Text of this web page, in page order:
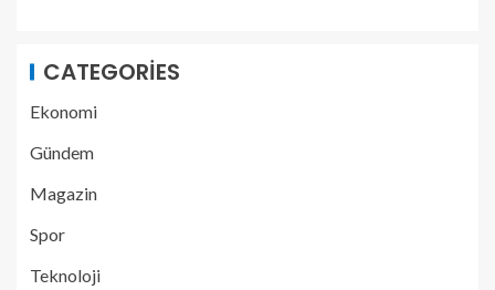
CATEGORIES
Ekonomi
Gündem
Magazin
Spor
Teknoloji